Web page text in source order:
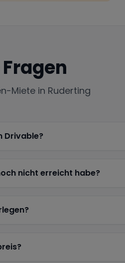
Miete in Ruderting
Drivable?
nicht erreicht habe?